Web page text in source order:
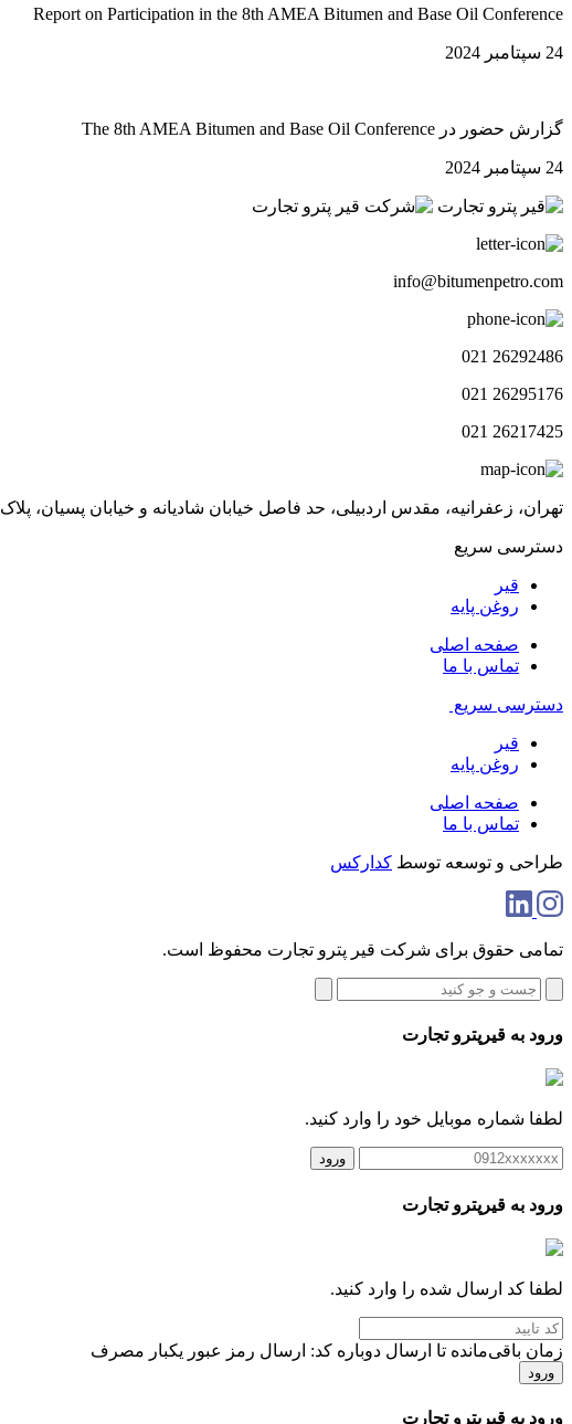
Report on Participation in the 8th AMEA Bitumen and Base Oil Conference
24 سپتامبر 2024
گزارش حضور در The 8th AMEA Bitumen and Base Oil Conference
24 سپتامبر 2024
info@bitumenpetro.com
26292486 021
26295176 021
26217425 021
تهران، زعفرانیه، مقدس اردبیلی، حد فاصل خیابان شادیانه و خیابان پسیان، پلاک 48، طبقه سوم جنوبی
دسترسی سریع
قیر
روغن پایه
صفحه اصلی
تماس با ما
دسترسی سریع
قیر
روغن پایه
صفحه اصلی
تماس با ما
طراحی و توسعه توسط کدارکس
تمامی حقوق برای شرکت قیر پترو تجارت محفوظ است.
ورود به قیرپترو تجارت
لطفا شماره موبایل خود را وارد کنید.
ورود
ورود به قیرپترو تجارت
لطفا کد ارسال شده را وارد کنید.
زمان باقی‌مانده تا ارسال دوباره کد: ارسال رمز عبور یکبار مصرف
ورود
ورود به قیرپترو تجارت